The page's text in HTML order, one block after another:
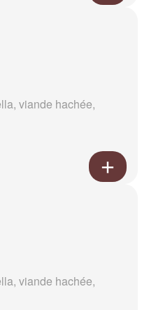
viande hachée,
viande hachée,